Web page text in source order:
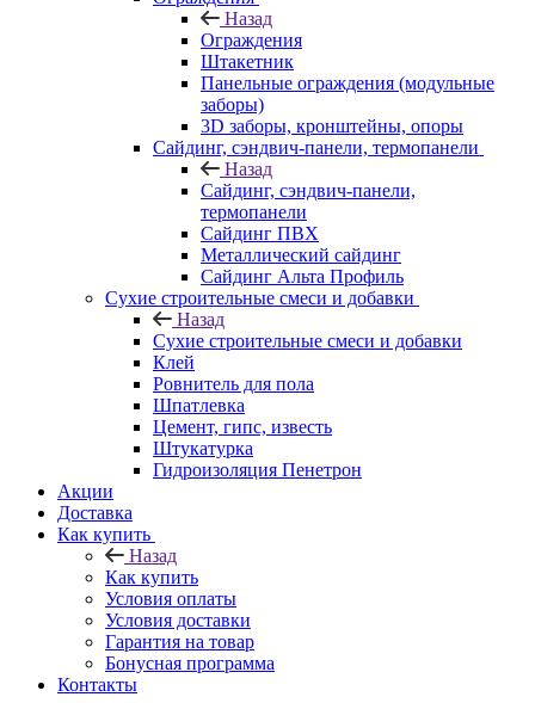
Назад
Ограждения
Штакетник
Панельные ограждения (модульные
заборы)
3D заборы, кронштейны, опоры
Cайдинг, сэндвич-панели, термопанели
Назад
Cайдинг, сэндвич-панели,
термопанели
Сайдинг ПВХ
Металлический сайдинг
Сайдинг Альта Профиль
Сухие строительные смеси и добавки
Назад
Сухие строительные смеси и добавки
Клей
Ровнитель для пола
Шпатлевка
Цемент, гипс, известь
Штукатурка
Гидроизоляция Пенетрон
Акции
Доставка
Как купить
Назад
Как купить
Условия оплаты
Условия доставки
Гарантия на товар
Бонусная программа
Контакты